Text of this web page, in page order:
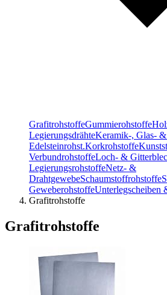
GrafitrohstoffeGummierohstoffe
LegierungsdrähteKeramik-, Glas-
Edelsteinrohst.Korkrohstoffe
VerbundrohstoffeLoch- &
LegierungsrohstoffeNetz- &
DrahtgewebeSchaumstoffrohstoffe
GeweberohstoffeUnterlegscheiben
Grafitrohstoffe
Grafitrohstoffe